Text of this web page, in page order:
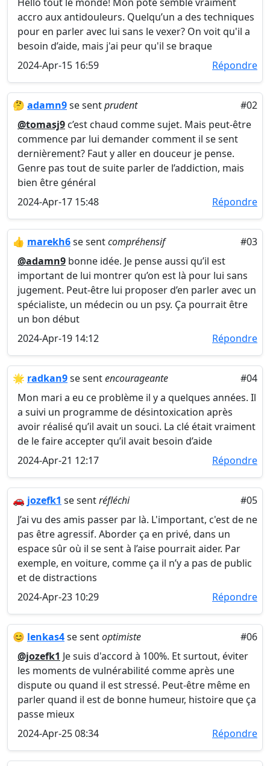
accro aux antidouleurs. Quelqu’un a des techniques
pour en parler avec lui sans le vexer? On voit qu'il a
besoin d’aide, mais j'ai peur qu'il se braque
2024-Apr-15 16:59
Répondre
🤔 adamn9se sentprudent
#02
@tomasj9 c’est chaud comme sujet. Mais peut-être
commence par lui demander comment il se sent
dernièrement? Faut y aller en douceur je pense.
Genre pas tout de suite parler de l’addiction, mais
bien être général
2024-Apr-17 15:48
Répondre
👍 marekh6se sentcompréhensif
#03
@adamn9 bonne idée. Je pense aussi qu’il est
important de lui montrer qu’on est là pour lui sans
jugement. Peut-être lui proposer d’en parler avec un
spécialiste, un médecin ou un psy. Ça pourrait être
un bon début
2024-Apr-19 14:12
Répondre
🌟 radkan9se sentencourageante
#04
Mon mari a eu ce problème il y a quelques années. Il
a suivi un programme de désintoxication après
avoir réalisé qu’il avait un souci. La clé était vraiment
de le faire accepter qu’il avait besoin d’aide
2024-Apr-21 12:17
Répondre
🚗 jozefk1 se sentréfléchi
#05
J’ai vu des amis passer par là. L'important, c'est de ne
pas être agressif. Aborder ça en privé, dans un
espace sûr où il se sent à l’aise pourrait aider. Par
exemple, en voiture, comme ça il n’y a pas de public
et de distractions
2024-Apr-23 10:29
Répondre
😊 lenkas4se sentoptimiste
#06
@jozefk1 Je suis d'accord à 100%. Et surtout, éviter
les moments de vulnérabilité comme après une
dispute ou quand il est stressé. Peut-être même en
parler quand il est de bonne humeur, histoire que ça
passe mieux
2024-Apr-25 08:34
Répondre